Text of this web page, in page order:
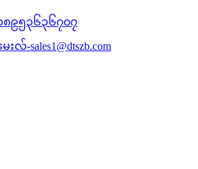
၈၉၅၃၆၃၆၇၀၇
ေးလ်-sales1@dtszb.com